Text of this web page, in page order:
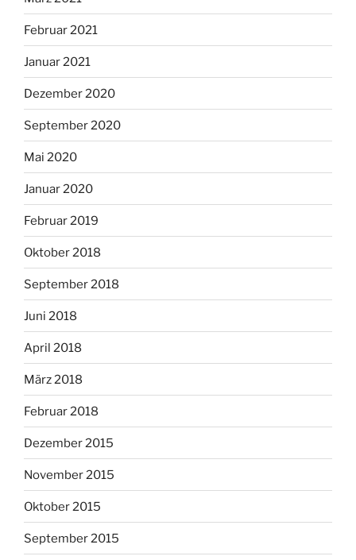
Februar 2021
Januar 2021
Dezember 2020
September 2020
Mai 2020
Januar 2020
Februar 2019
Oktober 2018
September 2018
Juni 2018
April 2018
März 2018
Februar 2018
Dezember 2015
November 2015
Oktober 2015
September 2015